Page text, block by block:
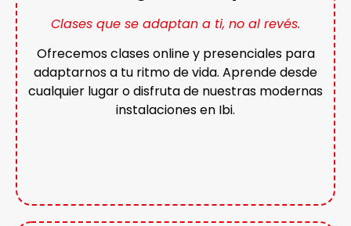
Clases que se adaptan a ti, no al revés.
Ofrecemos clases online y presenciales para
adaptarnos a tu ritmo de vida. Aprende desde
cualquier lugar o disfruta de nuestras modernas
instalaciones en Ibi.